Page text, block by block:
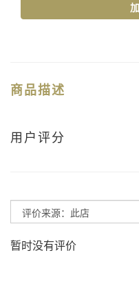
商品描述
用户评分
暂时没有评价